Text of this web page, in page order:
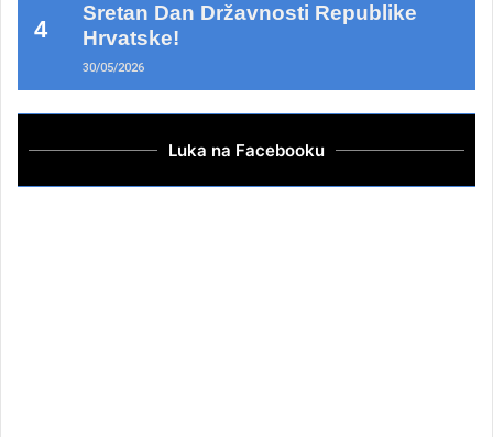
Sretan Dan Državnosti Republike
Hrvatske!
30/05/2026
Luka na Facebooku